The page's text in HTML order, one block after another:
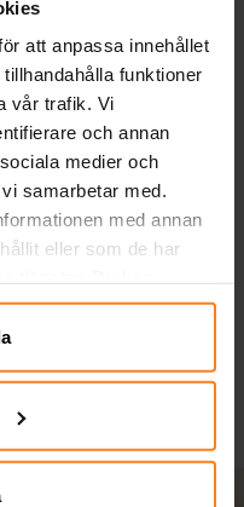
att anpassa innehållet
funktioner
vår trafik. Vi
och annan
medier och
samarbetar med.
med annan
eller som de har
Hasbro Utomhus
Operation